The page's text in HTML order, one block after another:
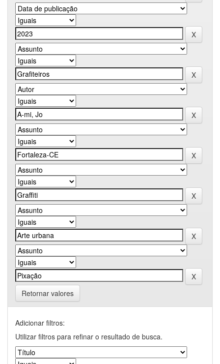
Retornar valores
Adicionar filtros:
Utilizar filtros para refinar o resultado de busca.